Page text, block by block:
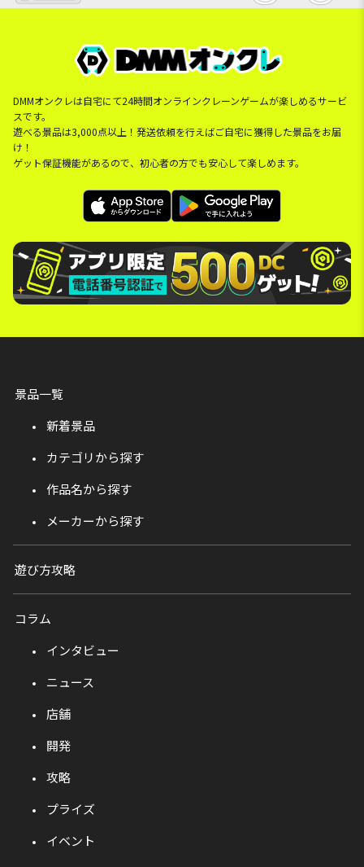
DMMオンクレは自宅にて24時間オンラインクレーンゲームが楽しめるサービ
スです。
遊べる景品は3,000点以上！発送依頼を行えばご自宅に獲得した景品をお届
け！
ゲット保証機能があるので、初心者の方でも安心して楽しめます。
景品一覧
新着景品
カテゴリから探す
作品名から探す
メーカーから探す
遊び方攻略
コラム
インタビュー
ニュース
店舗
開発
攻略
プライズ
イベント